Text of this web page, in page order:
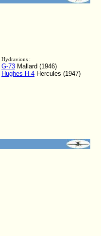
Hydravions :
G-73 Mallard (1946)
Hughes H-4 Hercules (1947)